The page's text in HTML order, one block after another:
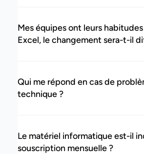
Mes équipes ont leurs
Excel, le changement sera-t-il
Qui me répond en cas de
technique ?
Le matériel informatique est-il
souscription mensuelle ?